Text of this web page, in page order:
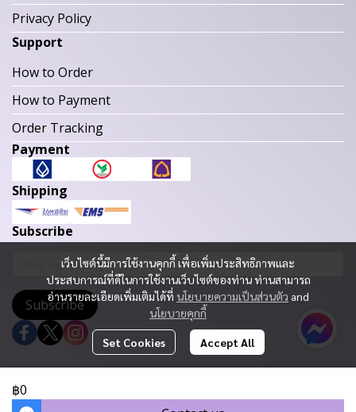
฿0
เว็บไซต์นี้มีการใช้งานคุกกี้ เพื่อเพิ่มประสิทธิภาพและ
ประสบการณ์ที่ดีในการใช้งานเว็บไซต์ของท่าน ท่านสามารถ
อ่านรายละเอียดเพิ่มเติมได้ที่ นโยบายความเป็นส่วนตัว and
นโยบายคุกกี้
Set Cookies Accept All
Privacy Policy
Support
How to Order
How to Payment
Order Tracking
Payment
Shipping
Subscribe
Subscribe
Today Visitor527